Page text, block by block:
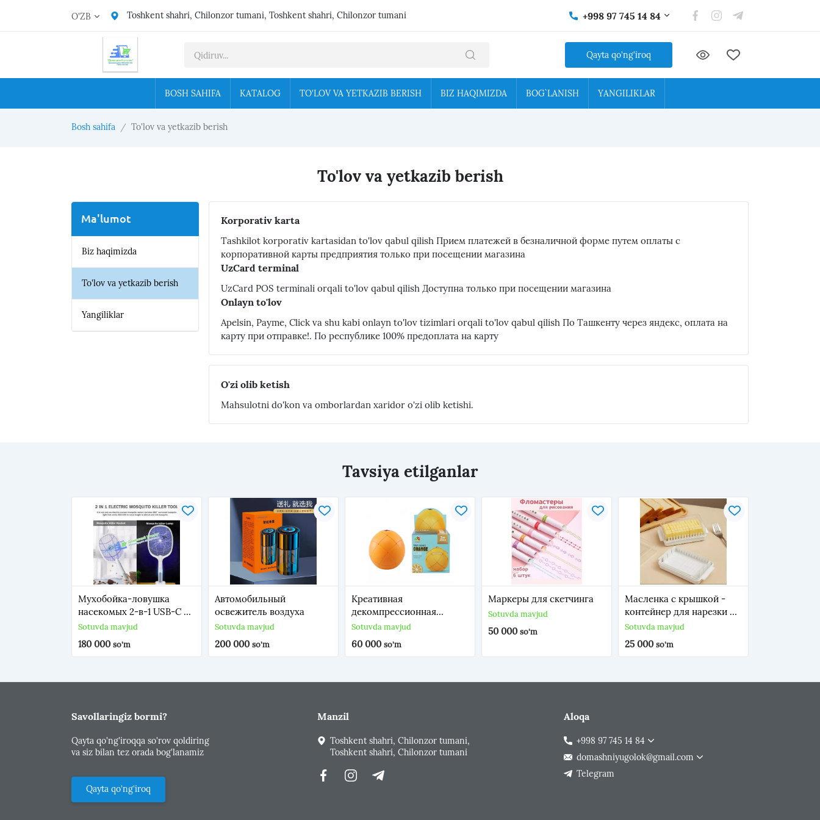
O'ZB Toshkent shahri, Chilonzor tumani, Toshkent shahri, Chilonzor tumani +998 97 745 14 84
Qayta qo'ng'iroq
BOSH SAHIFA KATALOG TO'LOV VA YETKAZIB BERISH BIZ HAQIMIZDA BOG`LANISH YANGILIKLAR
Bosh sahifa To'lov va yetkazib berish
To'lov va yetkazib berish
Ma'lumot
Biz haqimizda
To'lov va yetkazib berish
Yangiliklar
Korporativ karta
Tashkilot korporativ kartasidan to'lov qabul qilish Прием платежей в безналичной форме путем оплаты с
корпоративной карты предприятия только при посещении магазина
UzCard terminal
UzCard POS terminali orqali to'lov qabul qilish Доступна только при посещении магазина
Onlayn to'lov
Apelsin, Payme, Click va shu kabi onlayn to'lov tizimlari orqali to'lov qabul qilish По Ташкенту через яндекс, оплата на
карту при отправке!. По республике 100% предоплата на карту
O'zi olib ketish
Mahsulotni do'kon va omborlardan xaridor o'zi olib ketishi.
Tavsiya etilganlar
Мухобойка-ловушка
насекомых 2-в-1 USB-C на
подставке «Ракетка-
автомат Электрическая
мухобойка –
привлекает их ультрафи
Sotuvda mavjud
180 000 so'm
Автомобильный
освежитель воздуха
Sotuvda mavjud
200 000 so'm
Креативная
декомпрессионная
игрушка (апельсин)
Sotuvda mavjud
60 000 so'm
Маркеры для скетчинга
Sotuvda mavjud
50 000 so'm
Масленка с крышкой -
контейнер для нарезки и
хранения сливочного
масла
Sotuvda mavjud
25 000 so'm
Savollaringiz bormi?
Qayta qo'ng'iroqqa so'rov qoldiring
va siz bilan tez orada bog'lanamiz
Qayta qo'ng'iroq
Manzil
Toshkent shahri, Chilonzor tumani,
Toshkent shahri, Chilonzor tumani
Aloqa
+998 97 745 14 84
domashniyugolok@gmail.com
Telegram